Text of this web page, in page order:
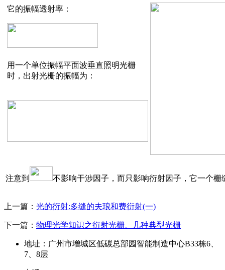
它的振幅透射率：
用一个单位振幅平面波垂直照明光栅
时，出射光栅的振幅为：
注意到 不影响干涉因子，而只影响衍射因子，它一个栅
上一篇： 光的衍射:多缝的夫琅和费衍射(一)
下一篇： 物理光学知识之衍射光栅、几种典型光栅
地址：广州市增城区低碳总部园智能制造中心B33栋6、
7、8层